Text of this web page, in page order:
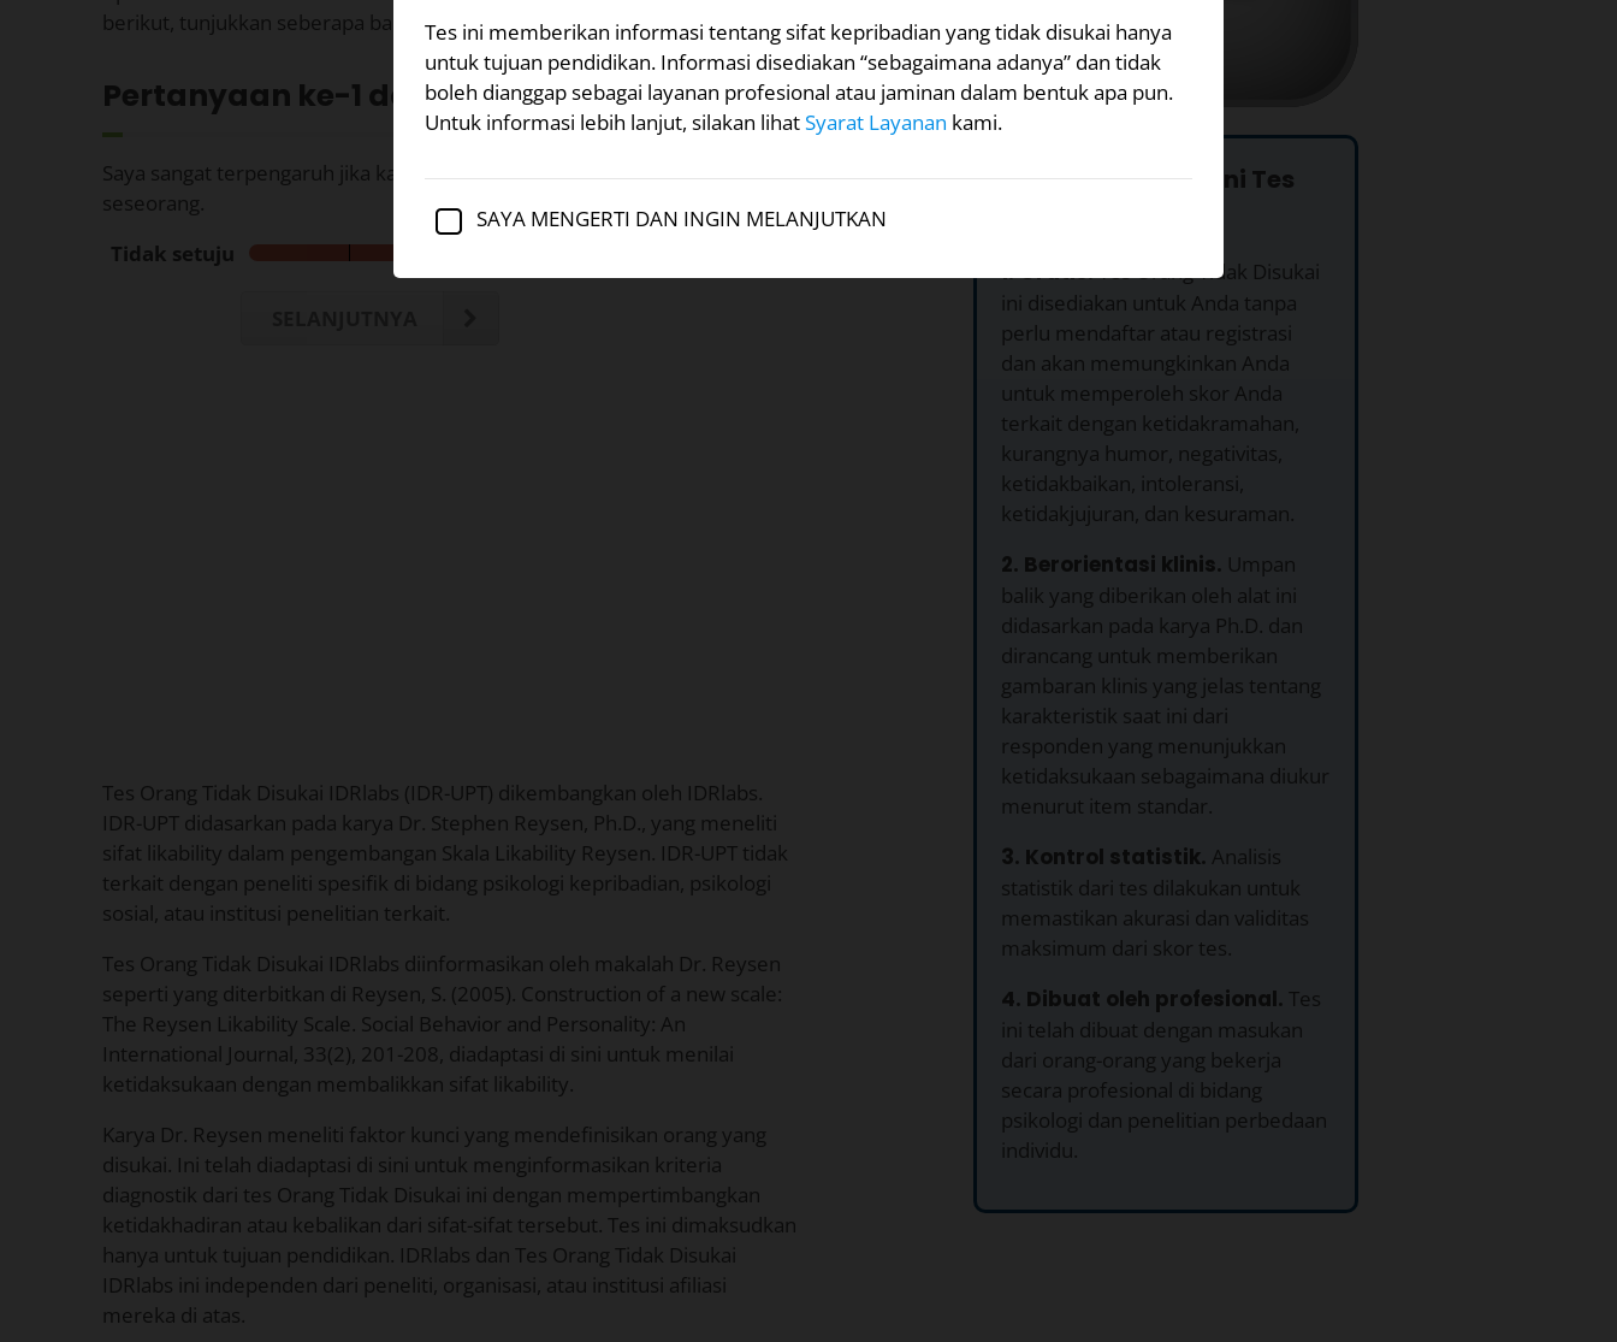
berikut, tunjukkan seberapa baik itu berlaku untuk Anda di bawah ini.
Pertanyaan ke-1 dari 35
Saya sangat terpengaruh jika kata-kata saya menyakiti perasaan
seseorang.
Tidak setuju
Tes Orang Tidak Disukai IDRlabs (IDR-UPT) dikembangkan oleh IDRlabs.
IDR-UPT didasarkan pada karya Dr. Stephen Reysen, Ph.D., yang meneliti
sifat likability dalam pengembangan Skala Likability Reysen. IDR-UPT tidak
terkait dengan peneliti spesifik di bidang psikologi kepribadian, psikologi
sosial, atau institusi penelitian terkait.
Tes Orang Tidak Disukai IDRlabs diinformasikan oleh makalah Dr. Reysen
seperti yang diterbitkan di Reysen, S. (2005). Construction of a new scale:
The Reysen Likability Scale. Social Behavior and Personality: An
International Journal, 33(2), 201-208, diadaptasi di sini untuk menilai
ketidaksukaan dengan membalikkan sifat likability.
Karya Dr. Reysen meneliti faktor kunci yang mendefinisikan orang yang
disukai. Ini telah diadaptasi di sini untuk menginformasikan kriteria
diagnostik dari tes Orang Tidak Disukai ini dengan mempertimbangkan
ketidakhadiran atau kebalikan dari sifat-sifat tersebut. Tes ini dimaksudkan
hanya untuk tujuan pendidikan. IDRlabs dan Tes Orang Tidak Disukai
IDRlabs ini independen dari peneliti, organisasi, atau institusi afiliasi
mereka di atas.
Mengapa Menjalani Tes
1. Gratis.Tes Orang Tidak Disukai
ini disediakan untuk Anda tanpa
perlu mendaftar atau registrasi
dan akan memungkinkan Anda
untuk memperoleh skor Anda
terkait dengan ketidakramahan,
kurangnya humor, negativitas,
ketidakbaikan, intoleransi,
ketidakjujuran, dan kesuraman.
2. Berorientasi klinis. Umpan
balik yang diberikan oleh alat ini
didasarkan pada karya Ph.D. dan
dirancang untuk memberikan
gambaran klinis yang jelas tentang
karakteristik saat ini dari
responden yang menunjukkan
ketidaksukaan sebagaimana diukur
menurut item standar.
3. Kontrol statistik. Analisis
statistik dari tes dilakukan untuk
memastikan akurasi dan validitas
maksimum dari skor tes.
4. Dibuat oleh profesional. Tes
ini telah dibuat dengan masukan
dari orang-orang yang bekerja
secara profesional di bidang
psikologi dan penelitian perbedaan
individu.
Tes ini memberikan informasi tentang sifat kepribadian yang tidak disukai hanya
untuk tujuan pendidikan. Informasi disediakan “sebagaimana adanya” dan tidak
boleh dianggap sebagai layanan profesional atau jaminan dalam bentuk apa pun.
Untuk informasi lebih lanjut, silakan lihatSyarat Layanan kami.
SAYA MENGERTI DAN INGIN MELANJUTKAN